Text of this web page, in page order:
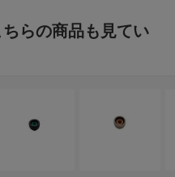
らの商品も見てい